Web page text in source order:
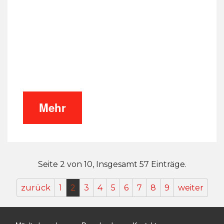
Mehr
Seite 2 von 10, Insgesamt 57 Einträge.
zurück 1 2 3 4 5 6 7 8 9 weiter